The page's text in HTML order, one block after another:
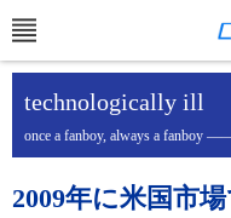
technologically ill
once a fanboy, always a fanboy
2009年に米国市